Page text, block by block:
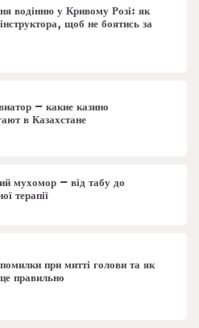
водінню у Кривому Розі: як
щоб не боятись за
– какие казино
в Казахстане
мухомор – від табу до
терапії
при митті голови та як
правильно